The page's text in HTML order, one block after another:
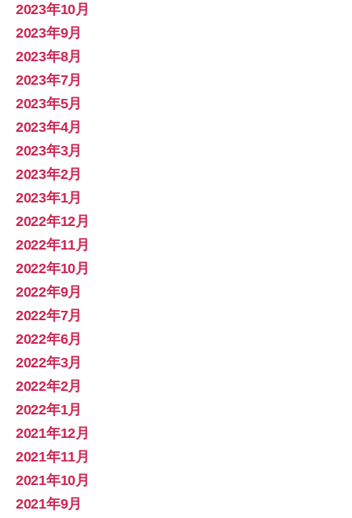
2023年10月
2023年9月
2023年8月
2023年7月
2023年5月
2023年4月
2023年3月
2023年2月
2023年1月
2022年12月
2022年11月
2022年10月
2022年9月
2022年7月
2022年6月
2022年3月
2022年2月
2022年1月
2021年12月
2021年11月
2021年10月
2021年9月